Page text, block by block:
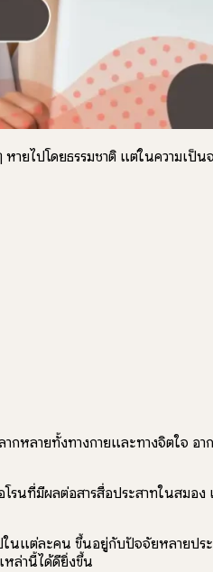
ยไปโดยธรรมชาติ แต่ในความเป็
กหลายทั้งทางกายและทางจิตใจ
รนที่มีผลต่อสารสื่อประสาทในสมอ
ต่ละคน ขึ้นอยู่กับปัจจัยหลายประ
หล่านี้ได้ดียิ่งขึ้น